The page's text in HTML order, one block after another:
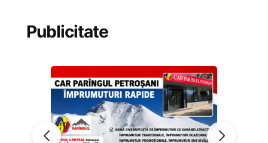
Publicitate